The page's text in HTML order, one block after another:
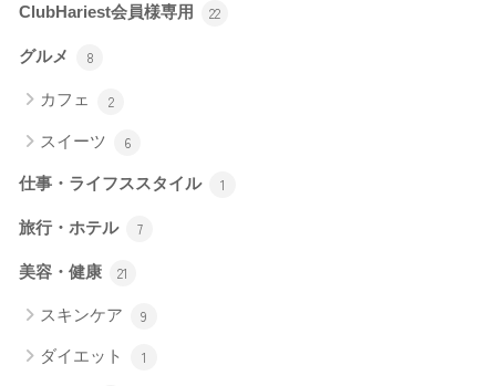
ClubHariest会員様専用 22
グルメ 8
カフェ 2
スイーツ 6
仕事・ライフススタイル 1
旅行・ホテル 7
美容・健康 21
スキンケア 9
ダイエット 1